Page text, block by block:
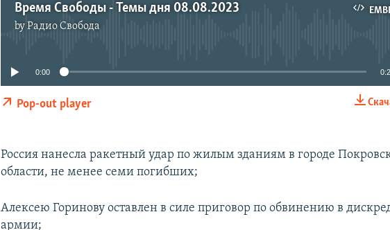
Время Свободы - Темы дня 08.08.2023
byРадио Свобода
0:00
Pop-out player
Россия нанесла ракетный удар по жилым зданиям в городе
области, не менее семи погибших;
Алексею Горинову оставлен в силе приговор по обвинению в
армии;